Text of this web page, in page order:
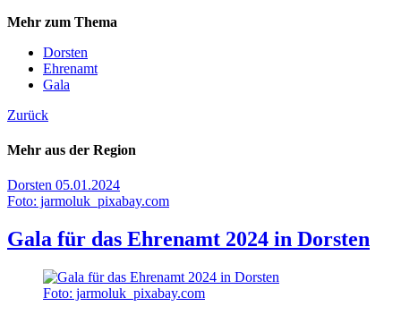
Mehr zum Thema
Dorsten
Ehrenamt
Gala
Zurück
Mehr aus der Region
Dorsten 05.01.2024
Foto: jarmoluk_pixabay.com
Gala für das Ehrenamt 2024 in Dorsten
Foto: jarmoluk_pixabay.com